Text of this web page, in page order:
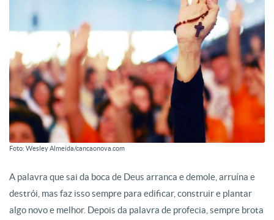
Foto: Wesley Almeida/cancaonova.com
A palavra que sai da boca de Deus arranca e demole, arruína e
destrói, mas faz isso sempre para edificar, construir e plantar
algo novo e melhor. Depois da palavra de profecia, sempre brota